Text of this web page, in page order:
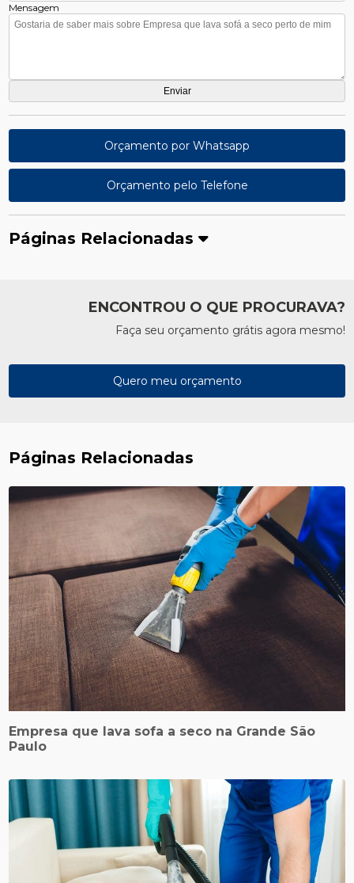
Mensagem
Orçamento por Whatsapp
Orçamento pelo Telefone
Páginas Relacionadas
ENCONTROU O QUE PROCURAVA?
Faça seu orçamento grátis agora mesmo!
Quero meu orçamento
Páginas Relacionadas
Empresa que lava sofa a seco na Grande São
Paulo